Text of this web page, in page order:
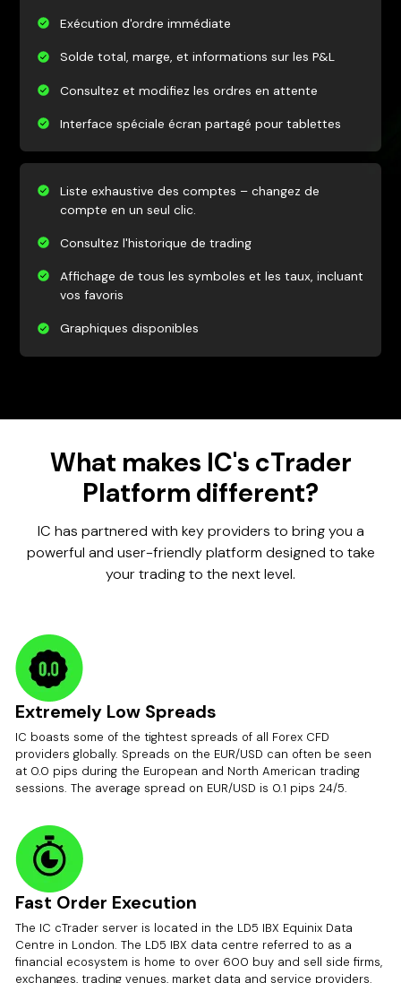
Exécution d'ordre immédiate
Solde total, marge, et informations sur les P&L
Consultez et modifiez les ordres en attente
Interface spéciale écran partagé pour tablettes
Liste exhaustive des comptes – changez de
compte en un seul clic.
Consultez l'historique de trading
Affichage de tous les symboles et les taux, incluant
vos favoris
Graphiques disponibles
What makes IC's cTrader
Platform different?
IC has partnered with key providers to bring you a
powerful and user-friendly platform designed to take
your trading to the next level.
Extremely Low Spreads
IC boasts some of the tightest spreads of all Forex CFD
providers globally. Spreads on the EUR/USD can often be seen
at 0.0 pips during the European and North American trading
sessions. The average spread on EUR/USD is 0.1 pips 24/5.
Fast Order Execution
The IC cTrader server is located in the LD5 IBX Equinix Data
Centre in London. The LD5 IBX data centre referred to as a
financial ecosystem is home to over 600 buy and sell side firms,
exchanges, trading venues, market data and service providers.